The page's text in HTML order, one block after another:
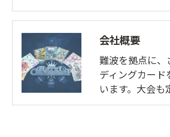
会社概要
難波を拠点に、
ディングカード
います。大会